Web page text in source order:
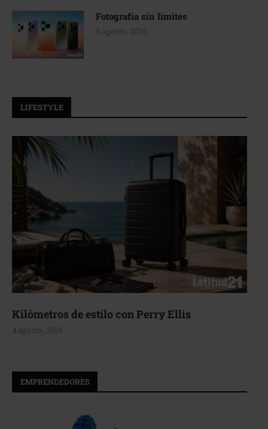
Fotografía sin límites
5 agosto, 2026
LIFESTYLE
Aerie, texturas que fluyen
4 agosto, 2026
EMPRENDEDORES